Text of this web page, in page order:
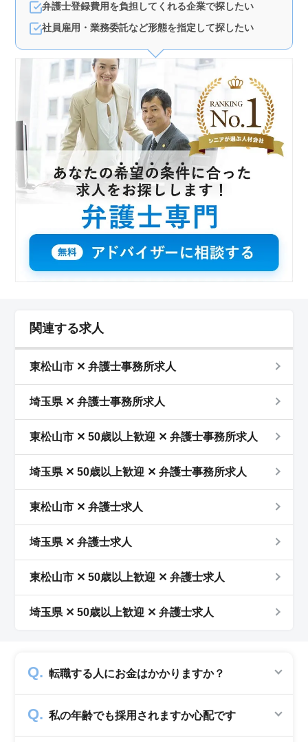
弁護士登録費用を負担してくれる企業で探したい
社員雇用・業務委託など形態を指定して探したい
関連する求人
東松山市 ✕ 弁護士事務所求人
埼玉県 ✕ 弁護士事務所求人
東松山市 ✕ 50歳以上歓迎 ✕ 弁護士事務所求人
埼玉県 ✕ 50歳以上歓迎 ✕ 弁護士事務所求人
東松山市 ✕ 弁護士求人
埼玉県 ✕ 弁護士求人
東松山市 ✕ 50歳以上歓迎 ✕ 弁護士求人
埼玉県 ✕ 50歳以上歓迎 ✕ 弁護士求人
転職する人にお金はかかりますか？
していますので、転職希望者の方からは費用は
一切発生致しません。
私の年齢でも採用されますか心配です